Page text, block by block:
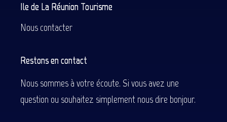
Ile de La Réunion Tourisme
Nous contacter
Restons en contact
Nous sommes à votre écoute. Si vous avez une
question ou souhaitez simplement nous dire bonjour.